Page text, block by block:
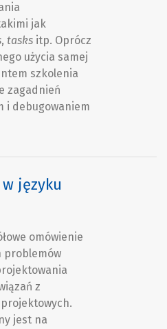
jak
, tasks itp. Oprócz
użycia samej
szkolenia
zagadnień
i debugowaniem
języku
omówienie
problemów
z
jest na